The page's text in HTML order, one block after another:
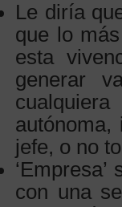
Le diría
que lo
esta
generar
jefe, o no
con una